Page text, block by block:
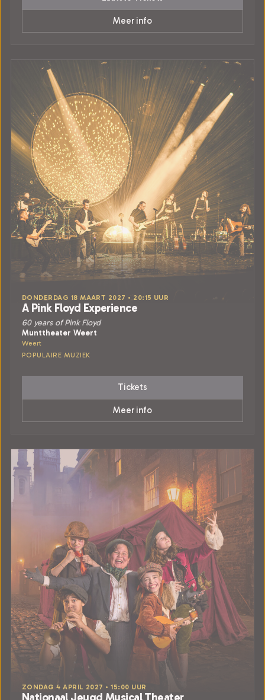
Meer info
DONDERDAG 18 MAART 2027 • 20:15 UUR
A Pink Floyd Experience
60 years of Pink Floyd
Munttheater Weert
Weert
POPULAIRE MUZIEK
Tickets
Meer info
ZONDAG 4 APRIL 2027 • 15:00 UUR